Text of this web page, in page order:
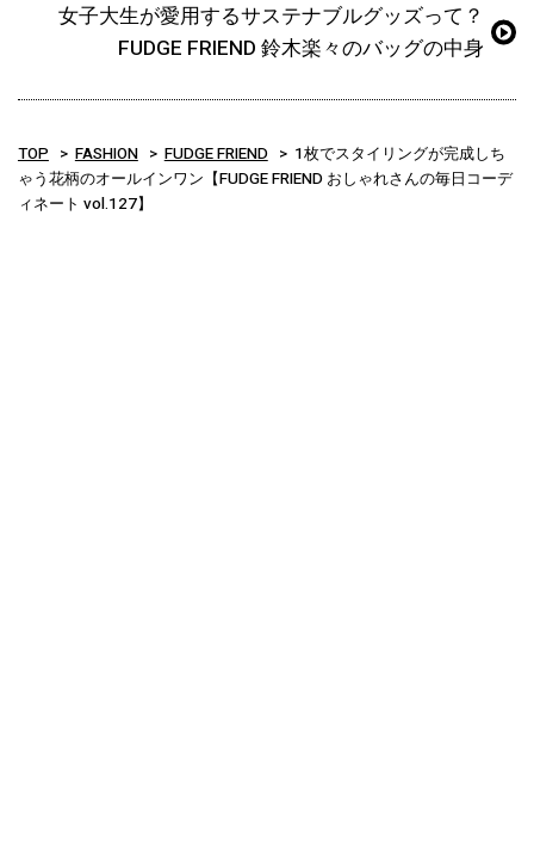
女子大生が愛用するサステナブルグッズって？
FUDGE FRIEND 鈴木楽々のバッグの中身
TOP FASHION FUDGE FRIEND
1枚でスタイリングが完成しち
ゃう花柄のオールインワン【FUDGE FRIEND おしゃれさんの毎日コーデ
ィネート vol.127】